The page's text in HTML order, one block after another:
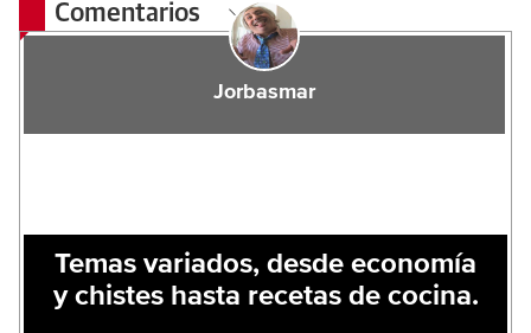
Comentarios
Jorbasmar
Temas variados, desde economía
y chistes hasta recetas de cocina.